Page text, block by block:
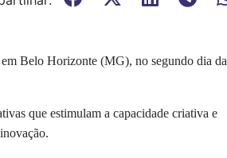
Belo Horizonte (MG), no segundo dia da
que estimulam a capacidade criativa e